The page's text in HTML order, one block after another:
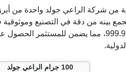
جرام المقدمة من شركة الراعي جولد
بينه من دقة في التصنيع وموثوقية
الخالص عيار 24 بنقاء يصل إلى 999.9، مما
100 جرام الراعي جولد